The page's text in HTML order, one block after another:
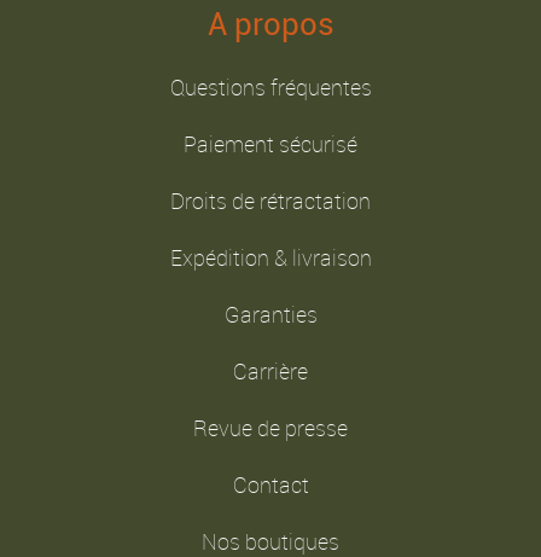
A propos
Questions fréquentes
Paiement sécurisé
Droits de rétractation
Expédition & livraison
Garanties
Carrière
Revue de presse
Contact
Nos boutiques